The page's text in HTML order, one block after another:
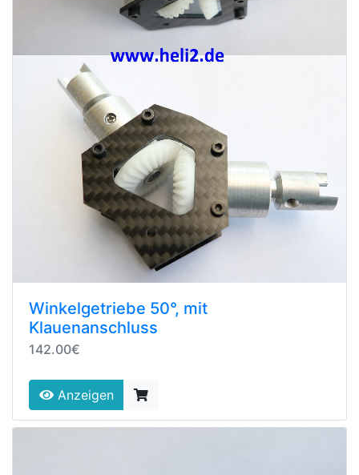
Winkelgetriebe 50°, mit
Klauenanschluss
142.00€
Anzeigen